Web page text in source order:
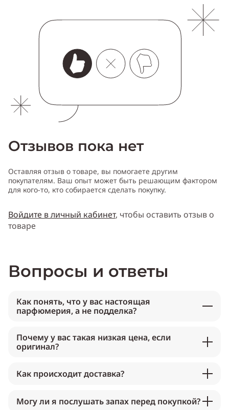
Отзывов пока нет
Оставляя отзыв о товаре, вы помогаете другим
покупателям. Ваш опыт может быть решающим фактором
для кого-то, кто собирается сделать покупку.
Войдите в личный кабинет, чтобы оставить отзыв о
товаре
Вопросы и ответы
Как понять, что у вас настоящая
парфюмерия, а не подделка?
Почему у вас такая низкая цена, если
оригинал?
Как происходит доставка?
Могу ли я послушать запах перед покупкой?